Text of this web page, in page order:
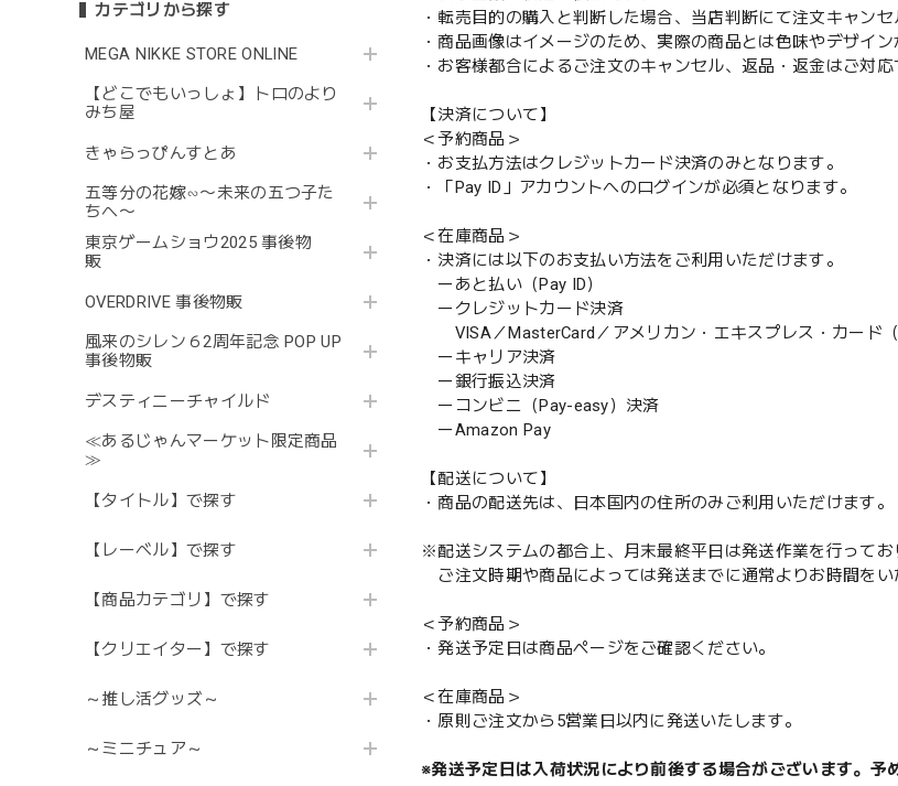
カテゴリから探す
MEGA NIKKE STORE ONLINE
【どこでもいっしょ】トロのより
みち屋
きゃらっぴんすとあ
五等分の花嫁∽〜未来の五つ子た
ちへ〜
東京ゲームショウ2025 事後物
販
OVERDRIVE 事後物販
風来のシレン６2周年記念 POP UP
事後物販
デスティニーチャイルド
≪あるじゃんマーケット限定商品
≫
【タイトル】で探す
【レーベル】で探す
【商品カテゴリ】で探す
【クリエイター】で探す
～推し活グッズ～
～ミニチュア～
・転売目的の購入と判断した場合、当店判断にて注文キャンセ
・商品画像はイメージのため、実際の商品とは色味やデザイ
・お客様都合によるご注文のキャンセル、返品・返金はご対応
【決済について】
＜予約商品＞
・お支払方法はクレジットカード決済のみとなります。
・「Pay ID」アカウントへのログインが必須となります。
＜在庫商品＞
・決済には以下のお支払い方法をご利用いただけます。
ーあと払い（Pay ID）
ークレジットカード決済
VISA／MasterCard／アメリカン・エキスプレス・カード（
ーキャリア決済
ー銀行振込決済
ーコンビニ（Pay-easy）決済
ーAmazon Pay
【配送について】
・商品の配送先は、日本国内の住所のみご利用いただけます。
※配送システムの都合上、月末最終平日は発送作業を行ってお
ご注文時期や商品によっては発送までに通常よりお時間をい
＜予約商品＞
・発送予定日は商品ページをご確認ください。
＜在庫商品＞
・原則ご注文から5営業日以内に発送いたします。
※発送予定日は入荷状況により前後する場合がございます。予